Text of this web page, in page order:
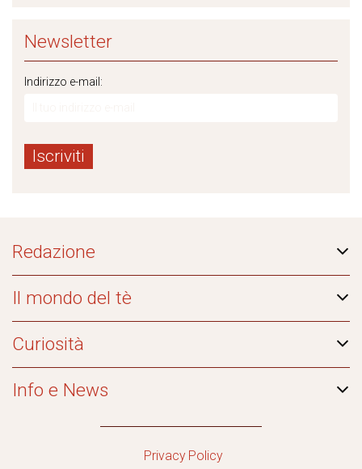
Newsletter
Indirizzo e-mail:
Redazione
Il mondo del tè
Curiosità
Info e News
Privacy Policy